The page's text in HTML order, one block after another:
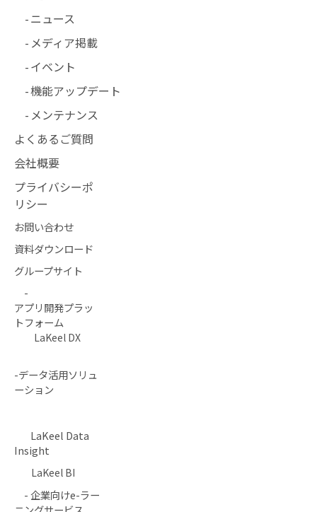
ニュース
メディア掲載
イベント
機能アップデート
メンテナンス
よくあるご質問
会社概要
プライバシーポ
リシー
お問い合わせ
資料ダウンロード
グループサイト
-
アプリ開発プラッ
トフォーム
LaKeel DX
-データ活用ソリュ
ーション
LaKeel Data
Insight
LaKeel BI
- 企業向けe-ラー